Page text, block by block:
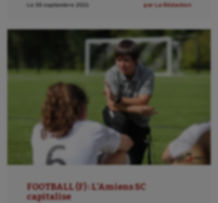
Le 30 septembre 2021 par La Rédaction
FOOTBALL (F) : L’Amiens SC
capitalise